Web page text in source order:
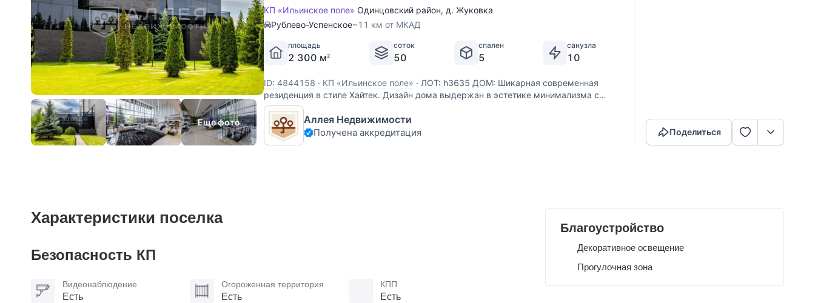
Еще фото
КП «Ильинское поле» Одинцовский район, д. Жуковка
Рублево-Успенское~11 км от МКАД
площадь
2 300 м2
соток
50
спален
5
санузла
10
ID: 4844158 · КП «Ильинское поле» · ЛОТ: h3635 ДОМ: Шикарная современная
резиденция в стиле Хайтек. Дизайн дома выдержан в эстетике минимализма с
акцентом на текстуру и стиль. Фасад дома выполнен с отделкой из натурально камня и
кирпича. В доме выполнено панорамное остекление
Аллея Недвижимости
Получена аккредитация Поделиться
Характеристики поселка
Безопасность КП
Видеонаблюдение
Есть
Огороженная территория
Есть
КПП
Есть
Благоустройство
Декоративное освещение
Прогулочная зона